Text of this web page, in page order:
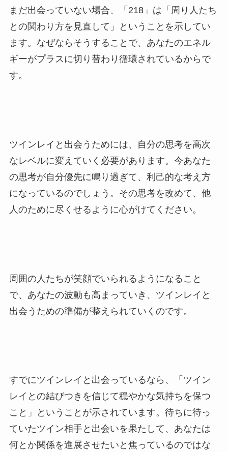
まだ出会っていない場合、「218」は「周り人たち
との関わり方を見直して」ということを示してい
ます。なぜならそうすることで、あなたのエネル
ギーがプラスに切り替わり循環されているからで
す。
ツインレイと出会うためには、自分の思考を高次
なレベルに変えていく必要があります。今あなた
の思考が自分優先に鳴り過ぎて、利己的な考え方
になっているのでしょう。その思考を改めて、他
人のために尽くせるように心がけてください。
周囲の人たちが笑顔でいられるようになること
で、あなたの波動も高まっていき、ツインレイと
出会うための準備が整えられていくのです。
すでにツインレイと出会っているなら、「ツイン
レイとの結びつきを信じて穏やかな気持ちを保つ
こと」ということが示されています。待ちに待っ
ていたツイン相手と出会いを果たして、あなたは
何とか関係を進展させたいと焦っているのではな